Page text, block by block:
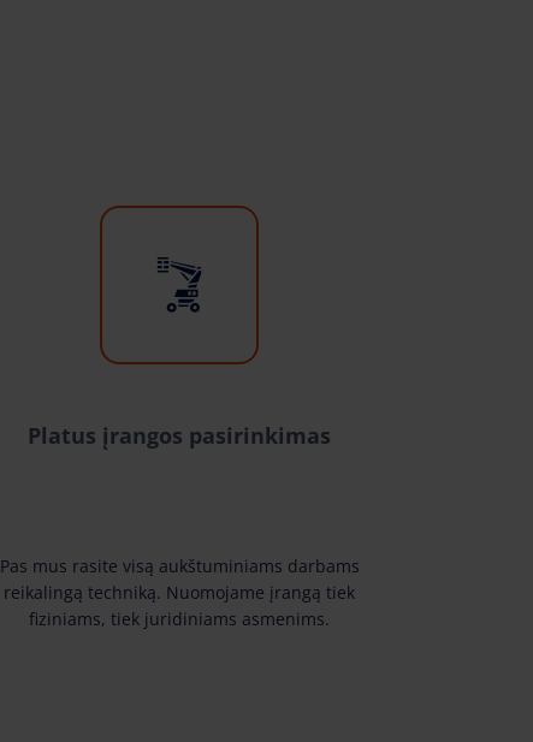
Platus įrangos pasirinkimas
Pas mus rasite visą aukštuminiams darbams
reikalingą techniką. Nuomojame įrangą tiek
fiziniams, tiek juridiniams asmenims.